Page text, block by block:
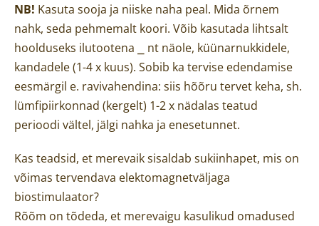
NB! Kasuta sooja ja niiske naha peal. Mida õrnem
nahk, seda pehmemalt koori. Võib kasutada lihtsalt
hoolduseks ilutootena ⎯ nt näole, küünarnukkidele,
kandadele (1-4 x kuus). Sobib ka tervise edendamise
eesmärgil e. ravivahendina: siis hõõru tervet keha, sh.
lümfipiirkonnad (kergelt) 1-2 x nädalas teatud
perioodi vältel, jälgi nahka ja enesetunnet.
Kas teadsid, et merevaik sisaldab sukiinhapet, mis on
võimas tervendava elektomagnetväljaga
biostimulaator?
Rõõm on tõdeda, et merevaigu kasulikud omadused